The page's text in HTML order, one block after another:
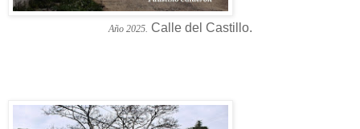
Año 2025. Calle del Castillo.